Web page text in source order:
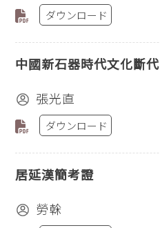
ダウンロード
中國新石器時代文化斷代
張光直
ダウンロード
居延漢簡考證
勞榦